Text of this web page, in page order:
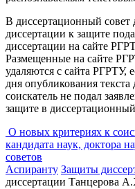
В диссертационный совет
диссертации к защите
диссертации на сайте
Размещенные на сайте
удаляются с сайта РГРТУ,
дня опубликования
соискатель не подал
защите в
О новых критериях к
кандидата наук, доктора
советов
Аспиранту Защиты
диссертации Танцерова